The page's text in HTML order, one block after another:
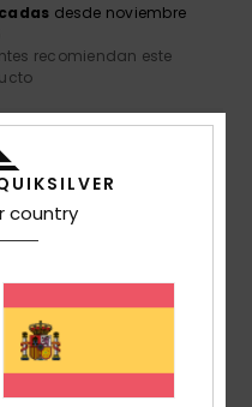
desde noviembre
recomiendan este
country